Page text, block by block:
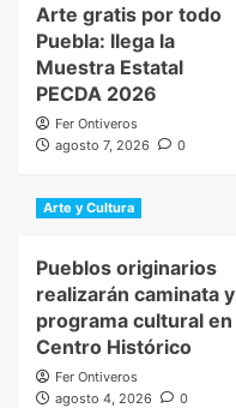
Arte gratis por todo
Puebla: llega la
Muestra Estatal
PECDA 2026
Fer Ontiveros
agosto 7, 2026
0
Arte y Cultura
Pueblos originarios
realizarán caminata y
programa cultural en
Centro Histórico
Fer Ontiveros
agosto 4, 2026
0